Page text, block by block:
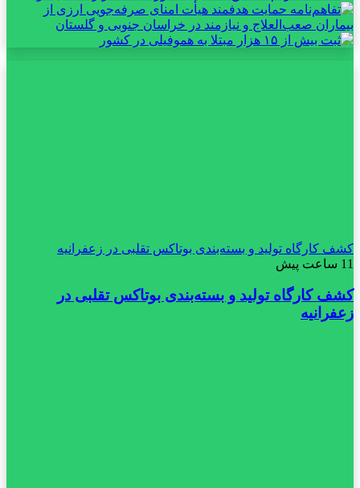
کشف کارگاه تولید و بسته‌بندی بوتاکس تقلبی در زعفرانیه
11 ساعت پیش
کشف کارگاه تولید و بسته‌بندی بوتاکس تقلبی در
زعفرانیه